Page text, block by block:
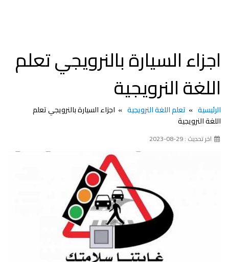
اجزاء السيارة بالنرويجي تعلم
اللغة النرويجية
الرئيسية تعلم اللغة النرويجية
اجزاء السيارة بالنرويجي تعلم
اللغة النرويجية
اخر تحديث : 29-08-2023